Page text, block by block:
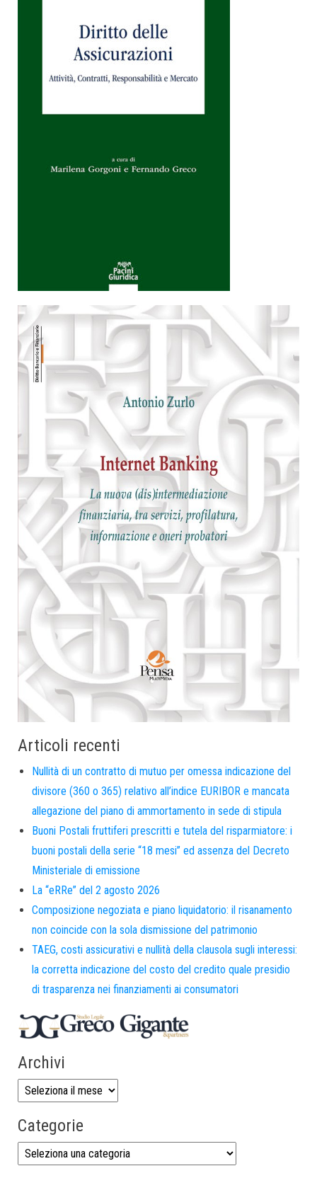
Articoli recenti
Nullità di un contratto di mutuo per omessa indicazione del
divisore (360 o 365) relativo all’indice EURIBOR e mancata
allegazione del piano di ammortamento in sede di stipula
Buoni Postali fruttiferi prescritti e tutela del risparmiatore: i
buoni postali della serie “18 mesi” ed assenza del Decreto
Ministeriale di emissione
La “eRRe” del 2 agosto 2026
Composizione negoziata e piano liquidatorio: il risanamento
non coincide con la sola dismissione del patrimonio
TAEG, costi assicurativi e nullità della clausola sugli interessi:
la corretta indicazione del costo del credito quale presidio
di trasparenza nei finanziamenti ai consumatori
Archivi
Categorie